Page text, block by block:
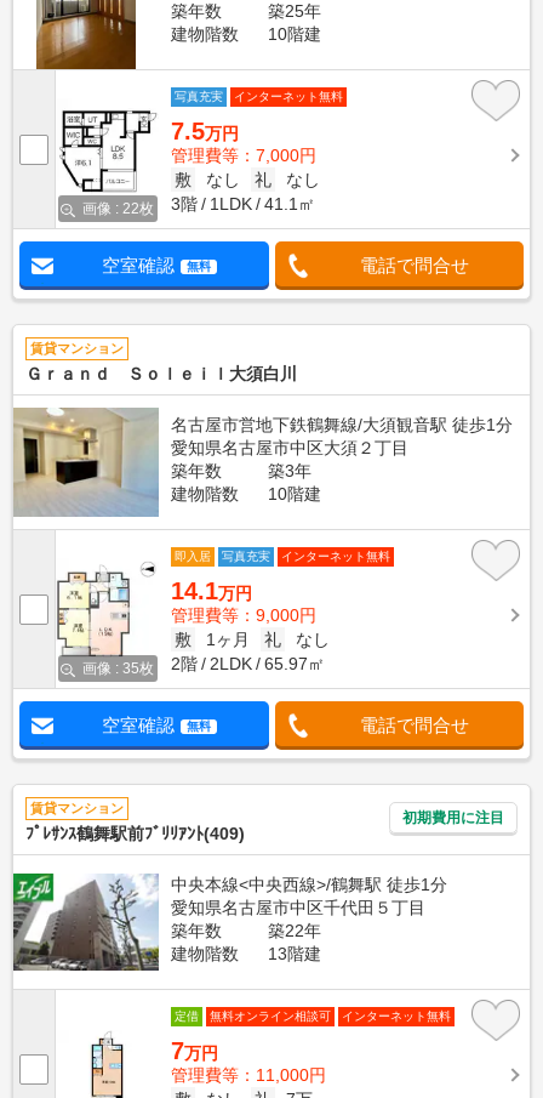
築年数
築25年
建物階数
10階建
画像 : 22枚
写真充実 インターネット無料
7.5万円
管理費等：7,000円
敷
なし 礼
なし
3階
1LDK 41.1㎡
空室確認 無料 電話で問合せ
賃貸マンション
Ｇｒａｎｄ Ｓｏｌｅｉｌ大須白川
名古屋市営地下鉄鶴舞線/大須観音駅 徒歩1分
愛知県名古屋市中区大須２丁目
築年数
築3年
建物階数
10階建
画像 : 35枚
即入居 写真充実 インターネット無料
14.1万円
管理費等：9,000円
敷
1ヶ月 礼
なし
2階
2LDK 65.97㎡
空室確認 無料 電話で問合せ
賃貸マンション
ﾌﾟﾚｻﾝｽ鶴舞駅前ﾌﾞﾘﾘｱﾝﾄ(409)
初期費用に注目
中央本線<中央西線>/鶴舞駅 徒歩1分
愛知県名古屋市中区千代田５丁目
築年数
築22年
建物階数
13階建
定借 無料オンライン相談可 インターネット無料
7万円
管理費等：11,000円